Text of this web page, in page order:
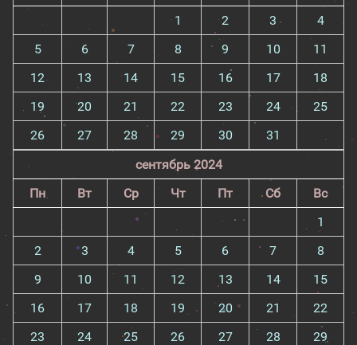
1
2 3
4
5
6 7 8 9 10
11
12
13 14 15 16 17
18
19
20 21 22 23 24
25
26
27 28 29 30
31
сентябрь 2024
Пн
Вт Ср Чт Пт Сб
Вс
1
2
3 4 5 6 7
8
9
10 11 12 13 14
15
16
17 18 19 20 21
22
23
24 25 26 27 28
29